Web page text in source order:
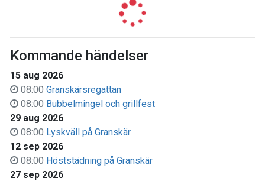
Kommande händelser
15 aug 2026
08:00 Granskärsregattan
08:00 Bubbelmingel och grillfest
29 aug 2026
08:00 Lyskväll på Granskär
12 sep 2026
08:00 Höststädning på Granskär
27 sep 2026